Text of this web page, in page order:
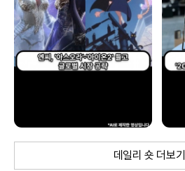
데일리 숏 더보기